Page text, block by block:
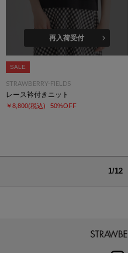
再入荷受付
SALE
STRAWBERRY-FIELDS
レース衿付きニット
￥8,800(税込) 50%OFF
1/12